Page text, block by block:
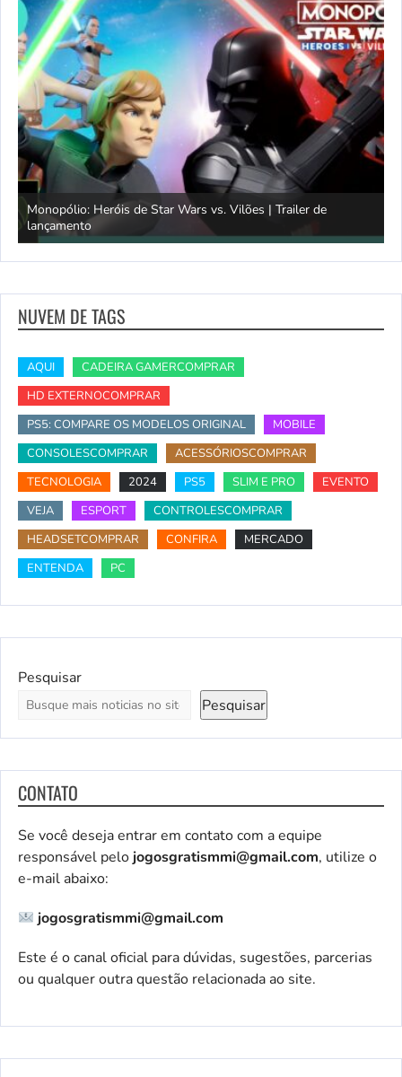
Monopólio: Heróis de Star Wars vs. Vilões | Trailer de
lançamento
NUVEM DE TAGS
AQUI
CADEIRA GAMERCOMPRAR
HD EXTERNOCOMPRAR
PS5: COMPARE OS MODELOS ORIGINAL
MOBILE
CONSOLESCOMPRAR
ACESSÓRIOSCOMPRAR
TECNOLOGIA
2024 PS5 SLIM E PRO
EVENTO
VEJA
ESPORT
CONTROLESCOMPRAR
HEADSETCOMPRAR
CONFIRA
MERCADO
ENTENDA
PC
Pesquisar
Pesquisar
CONTATO
Se você deseja entrar em contato com a equipe
responsável pelo jogosgratismmi@gmail.com, utilize o
e-mail abaixo:
jogosgratismmi@gmail.com
Este é o canal oficial para dúvidas, sugestões, parcerias
ou qualquer outra questão relacionada ao site.